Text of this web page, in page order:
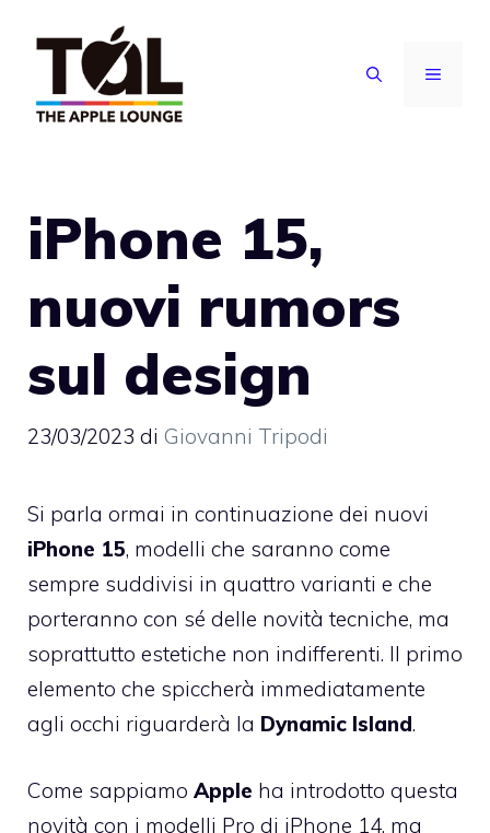
contenuto
MENU
iPhone 15,
nuovi rumors
sul design
23/03/2023 di Giovanni Tripodi
Si parla ormai in continuazione dei nuovi
iPhone 15, modelli che saranno come
sempre suddivisi in quattro varianti e che
porteranno con sé delle novità tecniche, ma
soprattutto estetiche non indifferenti. Il primo
elemento che spiccherà immediatamente
agli occhi riguarderà la Dynamic Island.
Come sappiamo Apple ha introdotto questa
novità con i modelli Pro di iPhone 14, ma